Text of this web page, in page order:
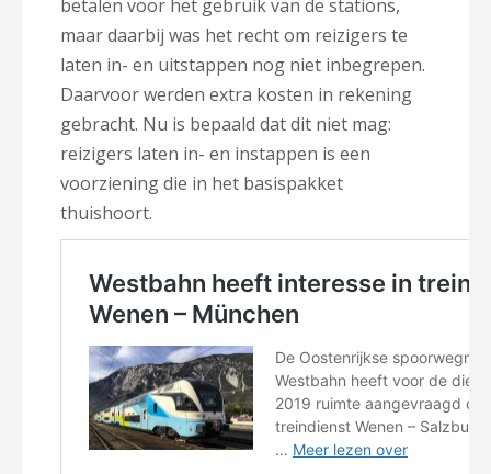
betalen voor het gebruik van de stations,
maar daarbij was het recht om reizigers te
laten in- en uitstappen nog niet inbegrepen.
Daarvoor werden extra kosten in rekening
gebracht. Nu is bepaald dat dit niet mag:
reizigers laten in- en instappen is een
voorziening die in het basispakket
thuishoort.